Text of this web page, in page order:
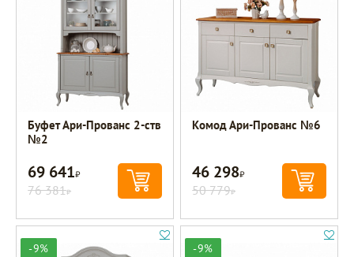
Буфет Ари-Прованс 2-ств
№2
69 641Р
76 381Р
Комод Ари-Прованс №6
46 298Р
50 779Р
-9% -9%